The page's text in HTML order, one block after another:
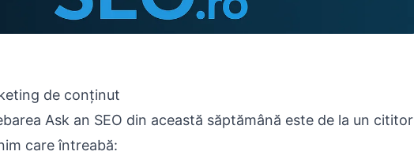
de conținut
Ask an SEO din această săptămână este de la un cititor
care întreabă: